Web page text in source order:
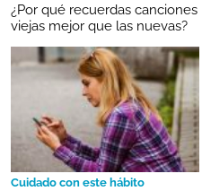
¿Por qué recuerdas canciones
viejas mejor que las nuevas?
Cuidado con este hábito